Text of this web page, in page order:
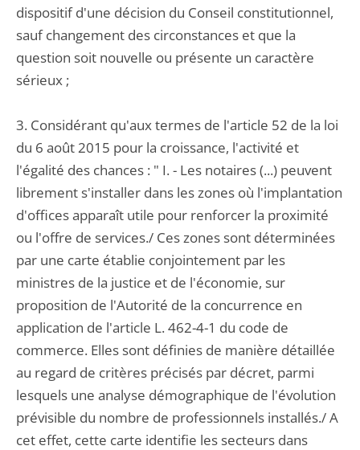
dispositif d'une décision du Conseil constitutionnel,
sauf changement des circonstances et que la
question soit nouvelle ou présente un caractère
sérieux ;
3. Considérant qu'aux termes de l'article 52 de la loi
du 6 août 2015 pour la croissance, l'activité et
l'égalité des chances : " I. - Les notaires (...) peuvent
librement s'installer dans les zones où l'implantation
d'offices apparaît utile pour renforcer la proximité
ou l'offre de services./ Ces zones sont déterminées
par une carte établie conjointement par les
ministres de la justice et de l'économie, sur
proposition de l'Autorité de la concurrence en
application de l'article L. 462-4-1 du code de
commerce. Elles sont définies de manière détaillée
au regard de critères précisés par décret, parmi
lesquels une analyse démographique de l'évolution
prévisible du nombre de professionnels installés./ A
cet effet, cette carte identifie les secteurs dans